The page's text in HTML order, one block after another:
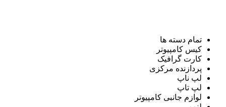
تمام دسته ها
کیس کامپیوتر
کارت گرافیک
پردازنده مرکزی
لپ ناپ
لپ تاپ
لوازم جانبی کامپیوتر